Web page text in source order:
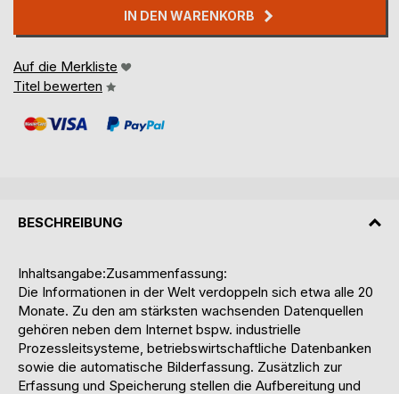
IN DEN WARENKORB
Auf die Merkliste
Titel bewerten
BESCHREIBUNG
Inhaltsangabe:Zusammenfassung:
Die Informationen in der Welt verdoppeln sich etwa alle 20
Monate. Zu den am stärksten wachsenden Datenquellen
gehören neben dem Internet bspw. industrielle
Prozessleitsysteme, betriebswirtschaftliche Datenbanken
sowie die automatische Bilderfassung. Zusätzlich zur
Erfassung und Speicherung stellen die Aufbereitung und